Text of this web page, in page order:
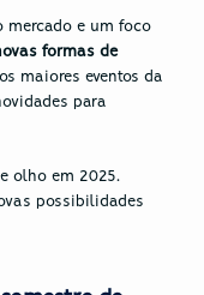
mercado e um foco
formas de
maiores eventos da
para
olho em 2025.
possibilidades